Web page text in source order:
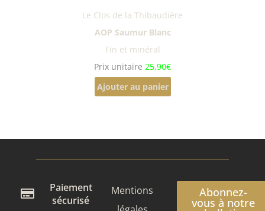
Le Clos de la Thibaudière
AOP Saumur Blanc
Fin et minéral
Prix unitaire 25,90€
Ajouter au panier
Paiement
sécurisé
Mentions
Abonnez-
vous à notre